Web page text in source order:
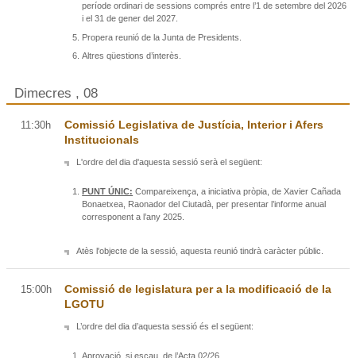
període ordinari de sessions comprés entre l’1 de setembre del 2026
i el 31 de gener del 2027.
Propera reunió de la Junta de Presidents.
Altres qüestions d’interès.
Dimecres , 08
11:30h
Comissió Legislativa de Justícia, Interior i Afers
Institucionals
L'ordre del dia d'aquesta sessió serà el següent:
PUNT ÚNIC: Compareixença, a iniciativa pròpia, de Xavier Cañada
Bonaetxea, Raonador del Ciutadà, per presentar l’informe anual
corresponent a l’any 2025.
Atès l'objecte de la sessió, aquesta reunió tindrà caràcter públic.
15:00h
Comissió de legislatura per a la modificació de la
LGOTU
L’ordre del dia d’aquesta sessió és el següent:
Aprovació, si escau, de l’Acta 02/26.